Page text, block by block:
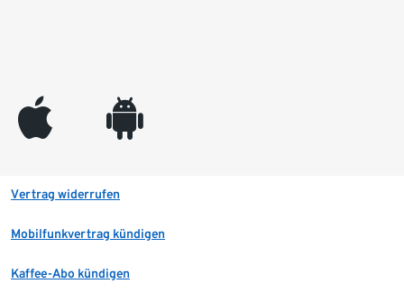
appleinc android
Vertrag widerrufen
Mobilfunkvertrag kündigen
Kaffee-Abo kündigen